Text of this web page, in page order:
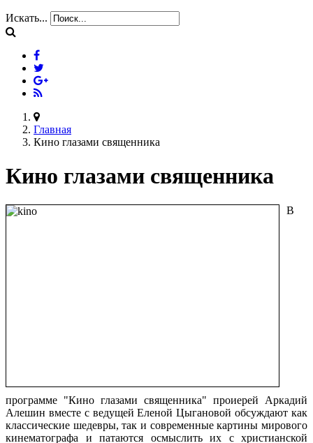
Искать...
Главная
Кино глазами священника
Кино глазами священника
В
программе "Кино глазами священника" проиерей Аркадий
Алешин вместе с ведущей Еленой Цыгановой обсуждают как
классические шедевры, так и современные картины мирового
кинематографа и патаются осмыслить их с христианской